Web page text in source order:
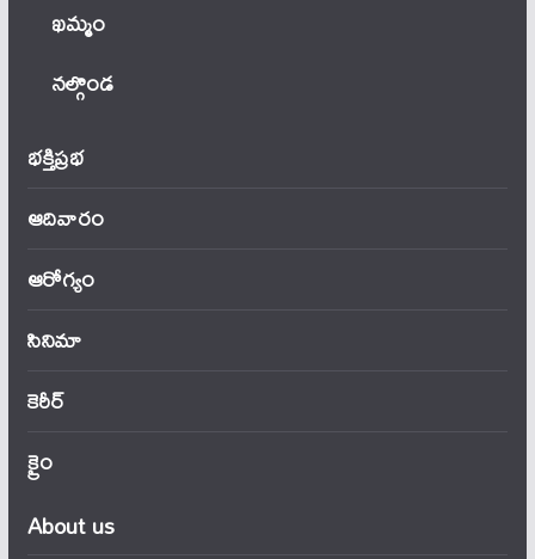
ఖ‌మ్మం
నల్గొండ
భక్తిప్రభ
ఆదివారం
ఆరోగ్యం
సినిమా
కెరీర్
క్రైం
About us